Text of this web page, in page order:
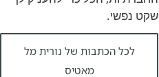
שקט נפשי.
לכל הכתבות של נורית מל
מאטיס